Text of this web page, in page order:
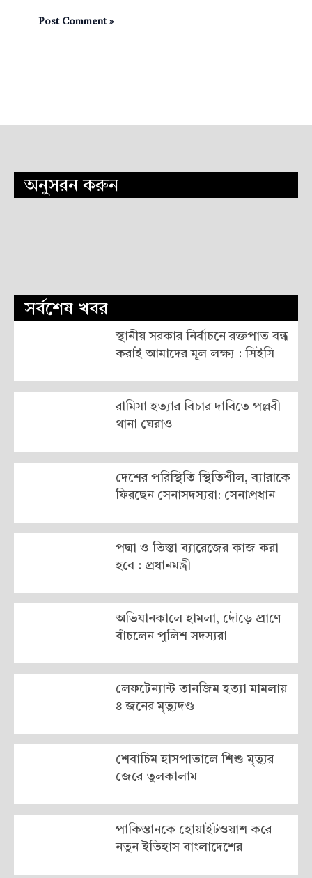
অনুসরন করুন
সর্বশেষ খবর
স্থানীয় সরকার নির্বাচনে রক্তপাত বন্ধ
করাই আমাদের মূল লক্ষ্য : সিইসি
রামিসা হত্যার বিচার দাবিতে পল্লবী
থানা ঘেরাও
দেশের পরিস্থিতি স্থিতিশীল, ব্যারাকে
ফিরছেন সেনাসদস্যরা: সেনাপ্রধান
পদ্মা ও তিস্তা ব্যারেজের কাজ করা
হবে : প্রধানমন্ত্রী
অভিযানকালে হামলা, দৌড়ে প্রাণে
বাঁচলেন পুলিশ সদস্যরা
লেফটেন্যান্ট তানজিম হত্যা মামলায়
৪ জনের মৃত্যুদণ্ড
শেবাচিম হাসপাতালে শিশু মৃত্যুর
জেরে তুলকালাম
পাকিস্তানকে হোয়াইটওয়াশ করে
নতুন ইতিহাস বাংলাদেশের